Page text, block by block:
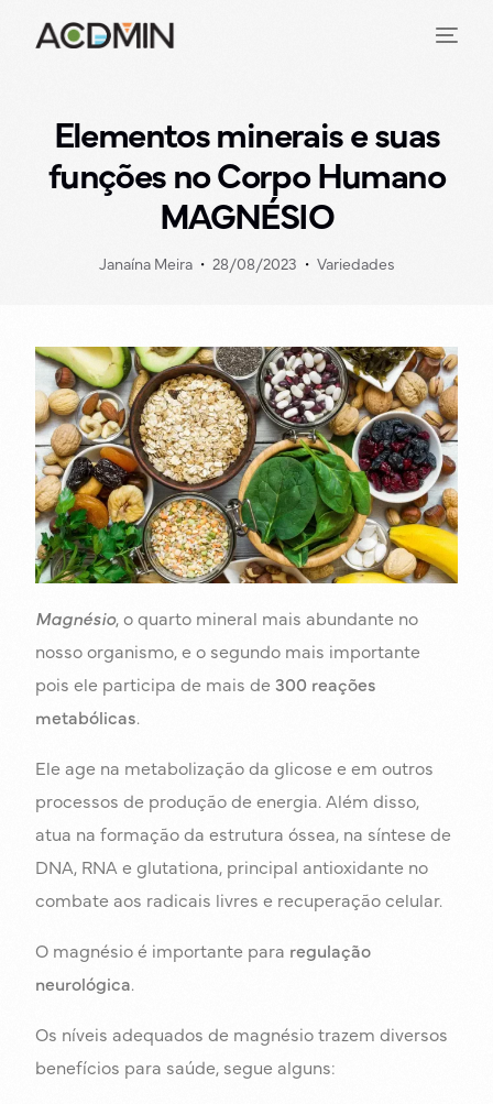
Elementos minerais e suas
funções no Corpo Humano
MAGNÉSIO
Janaína Meira 28/08/2023 Variedades
Magnésio, o quarto mineral mais abundante no
nosso organismo, e o segundo mais importante
pois ele participa de mais de300 reações
metabólicas.
Ele age na metabolização da glicose e em outros
processos de produção de energia. Além disso,
atua na formação da estrutura óssea, na síntese de
DNA, RNA e glutationa, principal antioxidante no
combate aos radicais livres e recuperação celular.
O magnésio é importante para regulação
neurológica.
Os níveis adequados de magnésio trazem diversos
benefícios para saúde, segue alguns: